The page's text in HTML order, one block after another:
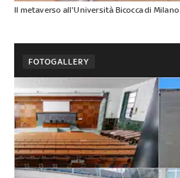
Il metaverso all'Università Bicocca di Milano
FOTOGALLERY